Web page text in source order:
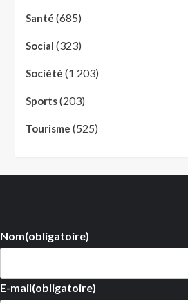
Santé (685)
Social (323)
Société (1 203)
Sports(203)
Tourisme (525)
Nom(obligatoire)
E-mail(obligatoire)